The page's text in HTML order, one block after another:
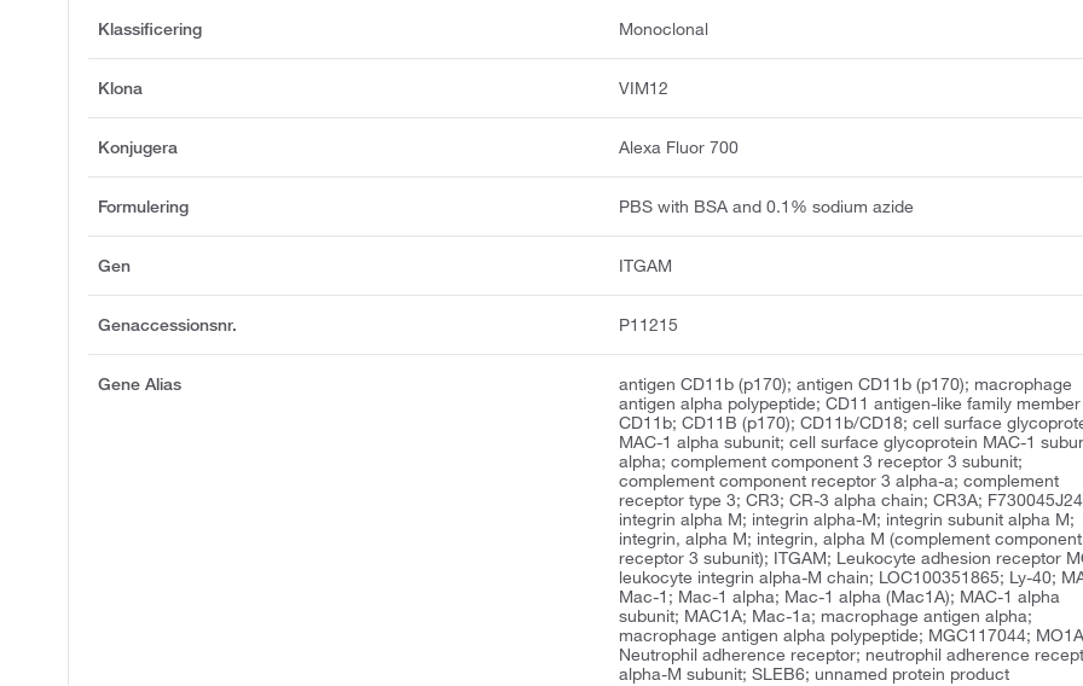
Klassificering Monoclonal
Klona VIM12
Konjugera Alexa Fluor 700
Formulering PBS with BSA and 0.1% sodium azide
Gen ITGAM
Genaccessionsnr. P11215
Gene Alias
antigen CD11b (p170); antigen CD11b (p170); macrophage
antigen alpha polypeptide; CD11 antigen-like family
CD11b; CD11B (p170); CD11b/CD18; cell surface
MAC-1 alpha subunit; cell surface glycoprotein MAC-1
alpha; complement component 3 receptor 3 subunit;
complement component receptor 3 alpha-a; complement
receptor type 3; CR3; CR-3 alpha chain; CR3A;
integrin alpha M; integrin alpha-M; integrin subunit alpha M;
integrin, alpha M; integrin, alpha M (complement
receptor 3 subunit); ITGAM; Leukocyte adhesion receptor
leukocyte integrin alpha-M chain; LOC100351865; Ly-40;
Mac-1; Mac-1 alpha; Mac-1 alpha (Mac1A); MAC-1 alpha
subunit; MAC1A; Mac-1a; macrophage antigen alpha;
macrophage antigen alpha polypeptide; MGC117044;
Neutrophil adherence receptor; neutrophil adherence
alpha-M subunit; SLEB6; unnamed protein product